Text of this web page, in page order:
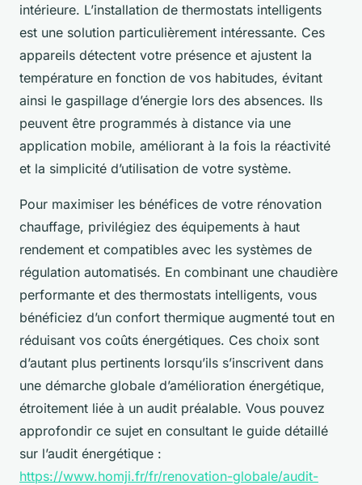
intérieure. L’installation de thermostats intelligents
est une solution particulièrement intéressante. Ces
appareils détectent votre présence et ajustent la
température en fonction de vos habitudes, évitant
ainsi le gaspillage d’énergie lors des absences. Ils
peuvent être programmés à distance via une
application mobile, améliorant à la fois la réactivité
et la simplicité d’utilisation de votre système.
Pour maximiser les bénéfices de votre rénovation
chauffage, privilégiez des équipements à haut
rendement et compatibles avec les systèmes de
régulation automatisés. En combinant une chaudière
performante et des thermostats intelligents, vous
bénéficiez d’un confort thermique augmenté tout en
réduisant vos coûts énergétiques. Ces choix sont
d’autant plus pertinents lorsqu’ils s’inscrivent dans
une démarche globale d’amélioration énergétique,
étroitement liée à un audit préalable. Vous pouvez
approfondir ce sujet en consultant le guide détaillé
sur l’audit énergétique :
https://www.homji.fr/fr/renovation-globale/audit-